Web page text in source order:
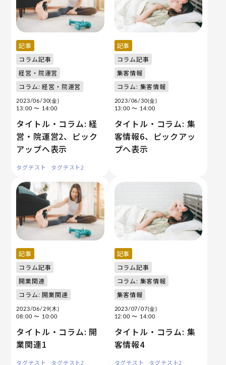
記事
コラム記事
経営・院運営
コラム: 経営・院運営
2023/06/30(金)
13:00〜 14:00
タイトル・コラム: 経
営・院運営2、ピック
アップへ表示
タグテスト タグテスト2
記事
コラム記事
集客情報
コラム: 集客情報
2023/06/30(金)
13:00〜 14:00
タイトル・コラム: 集
客情報6、ピックアッ
プへ表示
記事
コラム記事
開業関連
コラム: 開業関連
2023/06/29(木)
08:00〜 10:00
タイトル・コラム: 開
業関連1
タグテスト タグテスト2
記事
コラム記事
コラム: 集客情報
集客情報
2023/07/07(金)
12:00〜 14:00
タイトル・コラム: 集
客情報4
タグテスト タグテスト2